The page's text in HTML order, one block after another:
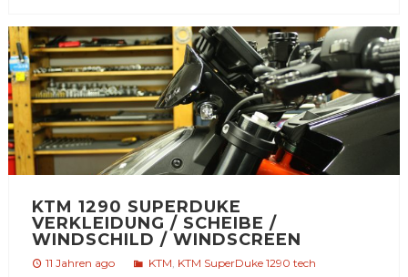
KTM 1290 SUPERDUKE
VERKLEIDUNG / SCHEIBE /
WINDSCHILD / WINDSCREEN
11 Jahren ago KTM, KTM SuperDuke 1290 tech